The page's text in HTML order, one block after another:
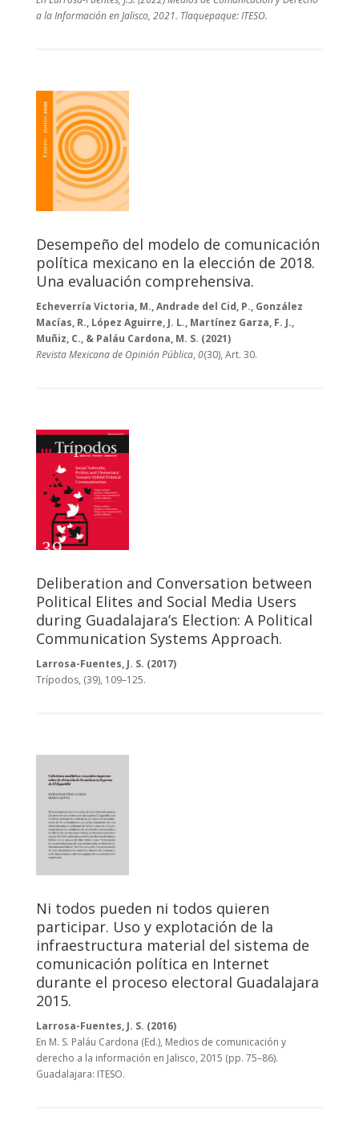
a la Información en Jalisco, 2021. Tlaquepaque: ITESO.
Desempeño del modelo de comunicación
política mexicano en la elección de 2018.
Una evaluación comprehensiva.
Echeverría Victoria, M., Andrade del Cid, P., González
Macías, R., López Aguirre, J. L., Martínez Garza, F. J.,
Muñiz, C., & Paláu Cardona, M. S. (2021)
Revista Mexicana de Opinión Pública, 0(30), Art. 30.
Deliberation and Conversation between
Political Elites and Social Media Users
during Guadalajara’s Election: A Political
Communication Systems Approach.
Larrosa-Fuentes, J. S. (2017)
Trípodos, (39), 109–125.
Ni todos pueden ni todos quieren
participar. Uso y explotación de la
infraestructura material del sistema de
comunicación política en Internet
durante el proceso electoral Guadalajara
2015.
Larrosa-Fuentes, J. S. (2016)
En M. S. Paláu Cardona (Ed.), Medios de comunicación y
derecho a la información en Jalisco, 2015 (pp. 75–86).
Guadalajara: ITESO.